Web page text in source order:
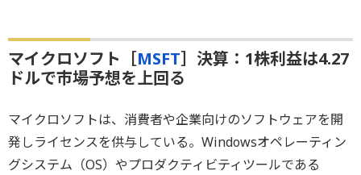
マイクロソフト［MSFT］決算：1株利益は4.27
ドルで市場予想を上回る
マイクロソフトは、消費者や企業向けのソフトウェアを開
発しライセンスを供与している。Windowsオペレーティン
グシステム（OS）やプロダクティビティツールである